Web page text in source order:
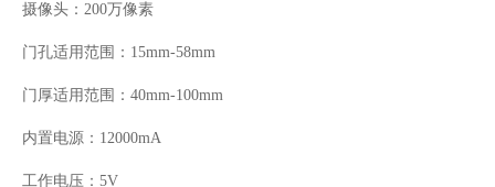
摄像头： 200万像素
门孔适用范围： 15mm-58mm
门厚适用范围： 40mm-100mm
内置电源： 12000mA
工作电压： 5V